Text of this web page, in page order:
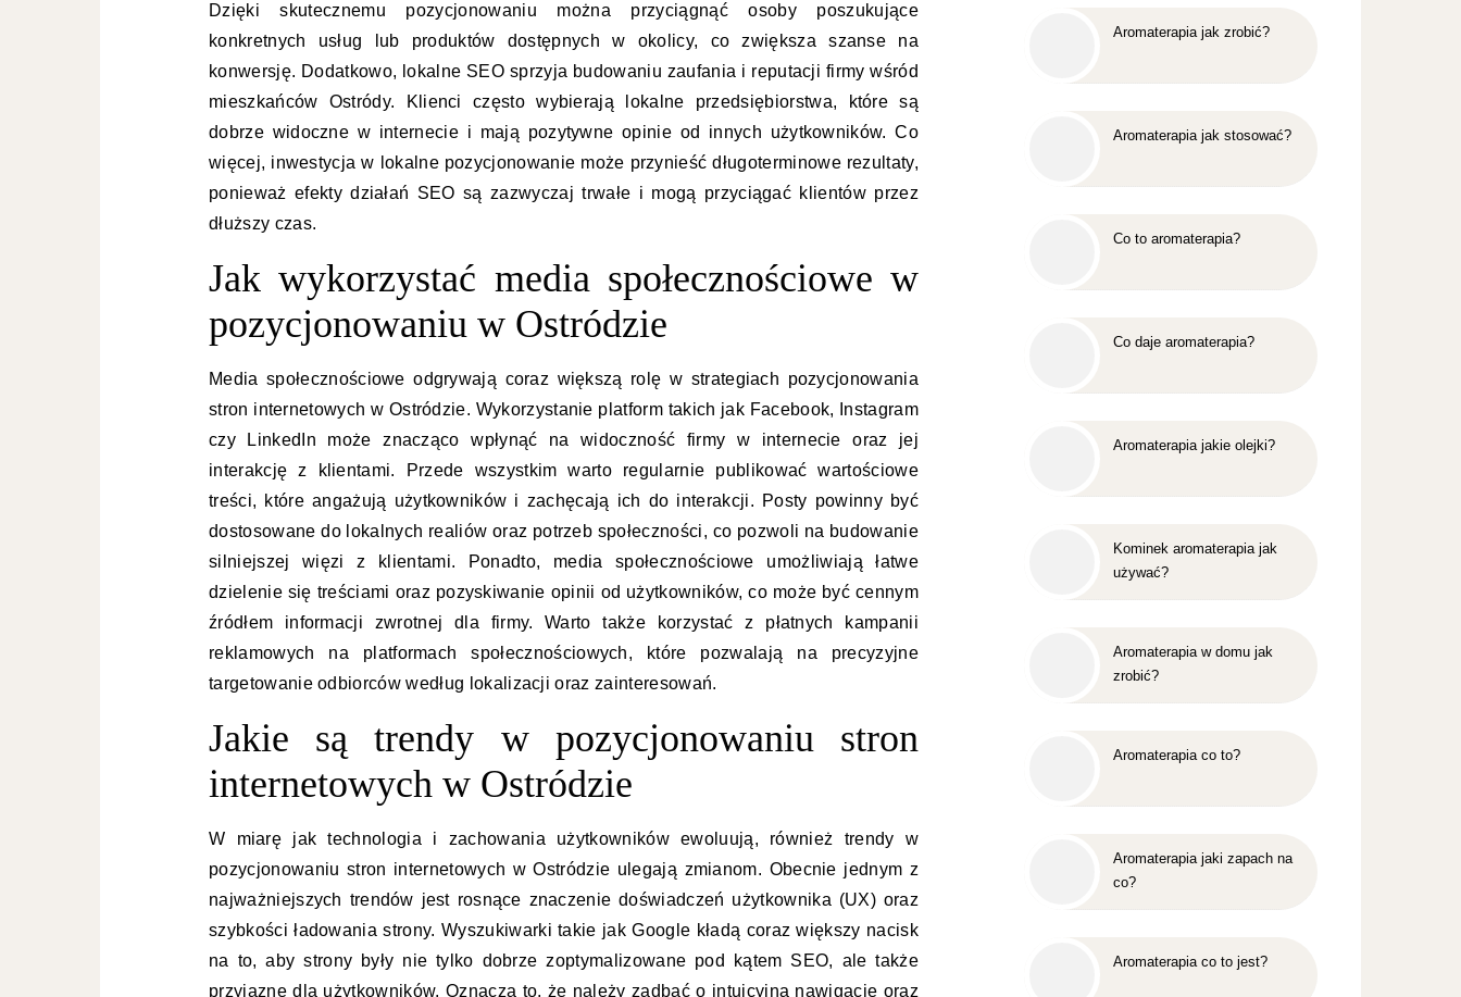
Dzięki skutecznemu pozycjonowaniu można przyciągnąć osoby poszukujące
konkretnych usług lub produktów dostępnych w okolicy, co zwiększa szanse na
konwersję. Dodatkowo, lokalne SEO sprzyja budowaniu zaufania i reputacji firmy wśród
mieszkańców Ostródy. Klienci często wybierają lokalne przedsiębiorstwa, które są
dobrze widoczne w internecie i mają pozytywne opinie od innych użytkowników. Co
więcej, inwestycja w lokalne pozycjonowanie może przynieść długoterminowe rezultaty,
ponieważ efekty działań SEO są zazwyczaj trwałe i mogą przyciągać klientów przez
dłuższy czas.
Jak wykorzystać media społecznościowe w
pozycjonowaniu w Ostródzie
Media społecznościowe odgrywają coraz większą rolę w strategiach pozycjonowania
stron internetowych w Ostródzie. Wykorzystanie platform takich jak Facebook, Instagram
czy LinkedIn może znacząco wpłynąć na widoczność firmy w internecie oraz jej
interakcję z klientami. Przede wszystkim warto regularnie publikować wartościowe
treści, które angażują użytkowników i zachęcają ich do interakcji. Posty powinny być
dostosowane do lokalnych realiów oraz potrzeb społeczności, co pozwoli na budowanie
silniejszej więzi z klientami. Ponadto, media społecznościowe umożliwiają łatwe
dzielenie się treściami oraz pozyskiwanie opinii od użytkowników, co może być cennym
źródłem informacji zwrotnej dla firmy. Warto także korzystać z płatnych kampanii
reklamowych na platformach społecznościowych, które pozwalają na precyzyjne
targetowanie odbiorców według lokalizacji oraz zainteresowań.
Jakie są trendy w pozycjonowaniu stron
internetowych w Ostródzie
W miarę jak technologia i zachowania użytkowników ewoluują, również trendy w
pozycjonowaniu stron internetowych w Ostródzie ulegają zmianom. Obecnie jednym z
najważniejszych trendów jest rosnące znaczenie doświadczeń użytkownika (UX) oraz
szybkości ładowania strony. Wyszukiwarki takie jak Google kładą coraz większy nacisk
na to, aby strony były nie tylko dobrze zoptymalizowane pod kątem SEO, ale także
przyjazne dla użytkowników. Oznacza to, że należy zadbać o intuicyjną nawigację oraz
Aromaterapia jak zrobić?
Aromaterapia jak stosować?
Co to aromaterapia?
Co daje aromaterapia?
Aromaterapia jakie olejki?
Kominek aromaterapia jak
używać?
Aromaterapia w domu jak
zrobić?
Aromaterapia co to?
Aromaterapia jaki zapach na
co?
Aromaterapia co to jest?